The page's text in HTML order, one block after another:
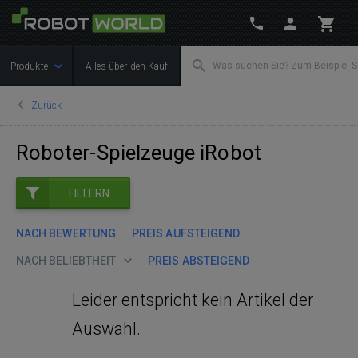
Produkte Alles über den Kauf
Zurück
Roboter-Spielzeuge iRobot
FILTERN
NACH BEWERTUNG PREIS AUFSTEIGEND
NACH BELIEBTHEIT PREIS ABSTEIGEND
Leider entspricht kein Artikel der
Auswahl.